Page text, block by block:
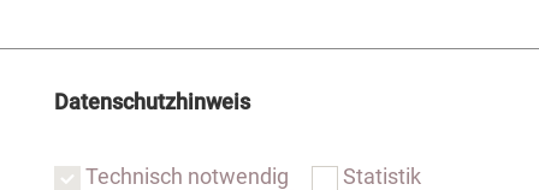
Datenschutzhinweis
Technisch notwendig Statistik